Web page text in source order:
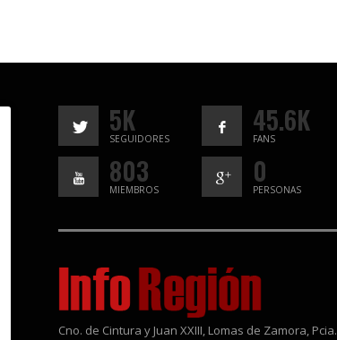
5K
SEGUIDORES
45.6K
FANS
803
MIEMBROS
0
PERSONAS
Cno. de Cintura y Juan XXIII, Lomas de Zamora, Pcia.